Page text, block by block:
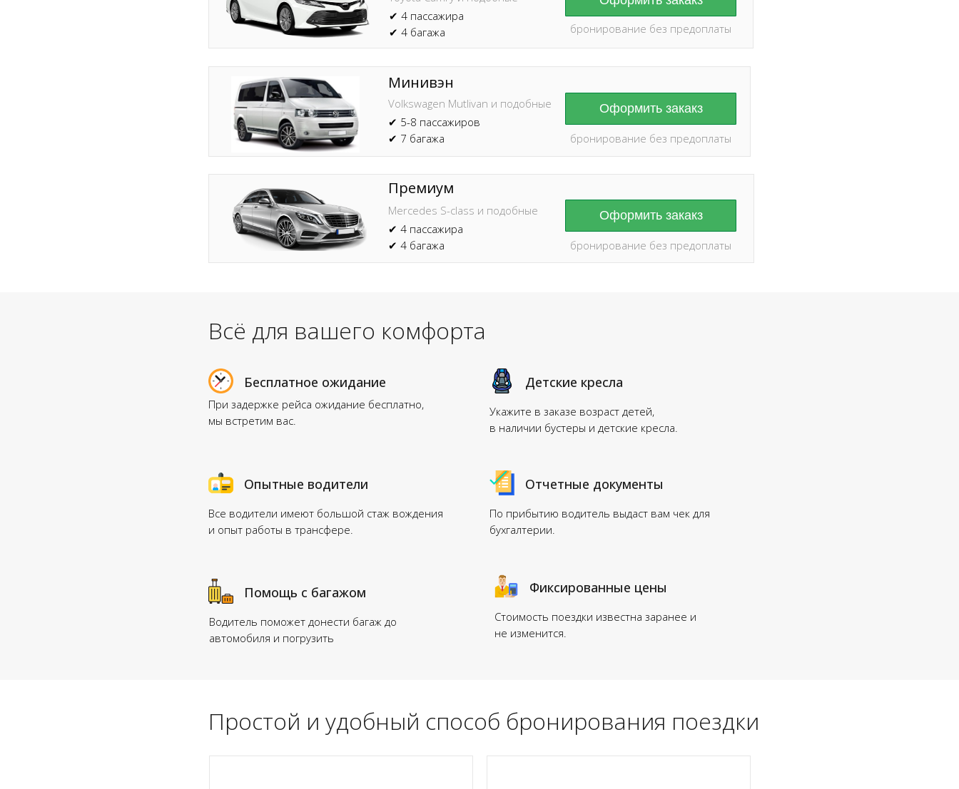
✔ 4 пассажира
✔ 4 багажа
Минивэн
Volkswagen Mutlivan и подобные
✔ 5-8 пассажиров
✔ 7 багажа
Премиум
Mercedes S-class и подобные
✔ 4 пассажира
✔ 4 багажа
Оформить закакз
Оформить закакз
бронирование без предоплаты
бронирование без предоплаты
бронирование без предоплаты
При задержке рейса ожидание бесплатно,
мы встретим вас.
Укажите в заказе возраст детей,
в наличии бустеры и детские кресла.
Водитель поможет донести багаж до
автомобиля и погрузить
Бесплатное ожидание Детские кресла
Помощь с багажом
Все водители имеют большой стаж вождения
и опыт работы в трансфере.
По прибытию водитель выдаст вам чек для
бухгалтерии.
Стоимость поездки известна заранее и
не изменится.
Опытные водители Отчетные документы
Фиксированные цены
Всё для вашего комфорта
Простой и удобный способ бронирования поездки